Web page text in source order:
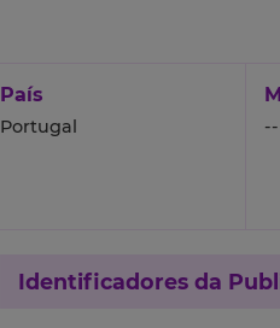
País
Portugal --
Identificadores da